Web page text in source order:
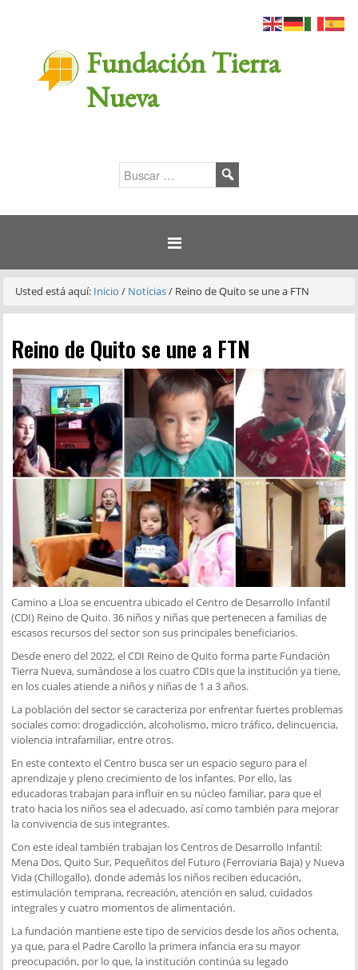
Fundación Tierra
Nueva
Usted está aquí: Inicio/ Noticias/ Reino de Quito se une a FTN
Reino de Quito se une a FTN
Camino a Lloa se encuentra ubicado el Centro de Desarrollo Infantil
(CDI) Reino de Quito. 36 niños y niñas que pertenecen a familias de
escasos recursos del sector son sus principales beneficiarios.
Desde enero del 2022, el CDI Reino de Quito forma parte Fundación
Tierra Nueva, sumándose a los cuatro CDIs que la institución ya tiene,
en los cuales atiende a niños y niñas de 1 a 3 años.
La población del sector se caracteriza por enfrentar fuertes problemas
sociales como: drogadicción, alcoholismo, micro tráfico, delincuencia,
violencia intrafamiliar, entre otros.
En este contexto el Centro busca ser un espacio seguro para el
aprendizaje y pleno crecimiento de los infantes. Por ello, las
educadoras trabajan para influir en su núcleo familiar, para que el
trato hacia los niños sea el adecuado, así como también para mejorar
la convivencia de sus integrantes.
Con este ideal también trabajan los Centros de Desarrollo Infantil:
Mena Dos, Quito Sur, Pequeñitos del Futuro (Ferroviaria Baja) y Nueva
Vida (Chillogallo), donde además los niños reciben educación,
estimulación temprana, recreación, atención en salud, cuidados
integrales y cuatro momentos de alimentación.
La fundación mantiene este tipo de servicios desde los años ochenta,
ya que, para el Padre Carollo la primera infancia era su mayor
preocupación, por lo que, la institución continúa su legado